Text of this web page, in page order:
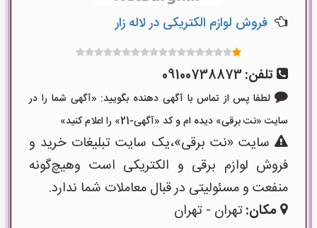
فروش لوازم الکتریکی در لاله زار
تلفن:09100738873
لطفا پس از تماس با آگهی دهنده بگویید: «آگهی شما را در
سایت «نت برقی» دیده ام و کد «آگهی-21» را اعلام کنید»
سایت «نت برقی»،یک سایت تبلیغات خرید و
فروش لوازم برقی و الکتریکی است وهیچ‌گونه
منفعت و مسئولیتی در قبال معاملات شما ندارد.
مکان:تهران - تهران